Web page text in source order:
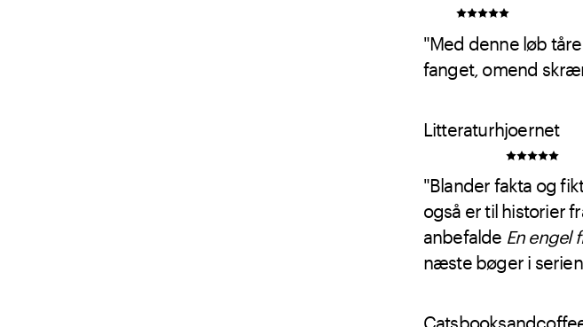
"Med denne løb
fanget, omend
Litteraturhjoernet
"Blander fakta og
også er til historier
anbefalde En engel
næste bøger i